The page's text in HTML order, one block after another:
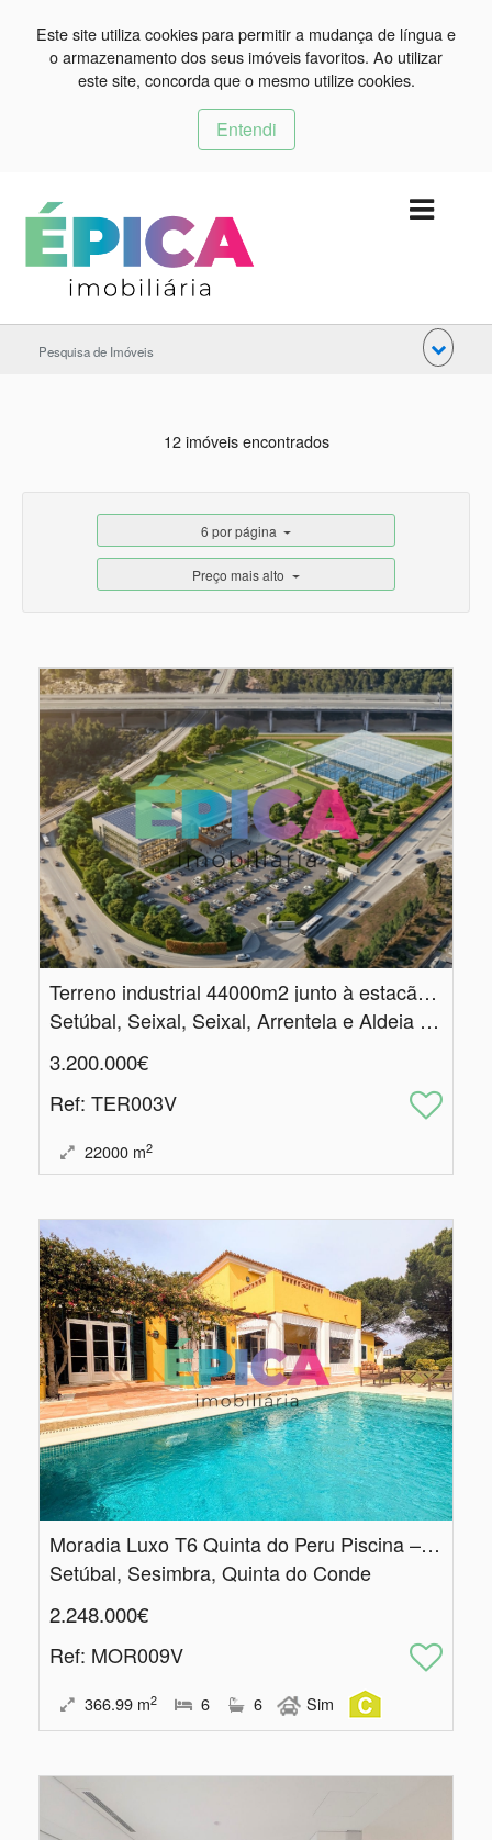
Este site utiliza cookies para permitir a mudança de língua e
o armazenamento dos seus imóveis favoritos. Ao utilizar
este site, concorda que o mesmo utilize cookies.
Entendi
Pesquisa de Imóveis
12 imóveis encontrados
6 por página
Preço mais alto
Terreno industrial 44000m2 junto à estacão de Coina
Setúbal, Seixal, Seixal, Arrentela e Aldeia de Paio Pires
3.200.000€
Ref: TER003V
22000 m2
Moradia Luxo T6 Quinta do Peru Piscina – Condomínio Exclusivo Golfe
Setúbal, Sesimbra, Quinta do Conde
2.248.000€
Ref: MOR009V
366.99 m2 6 6 Sim